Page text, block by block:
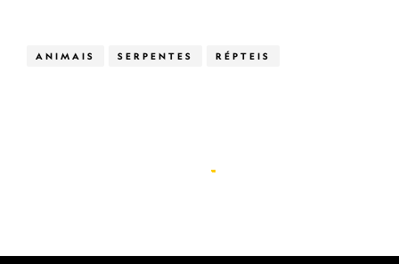
ANIMAIS SERPENTES RÉPTEIS